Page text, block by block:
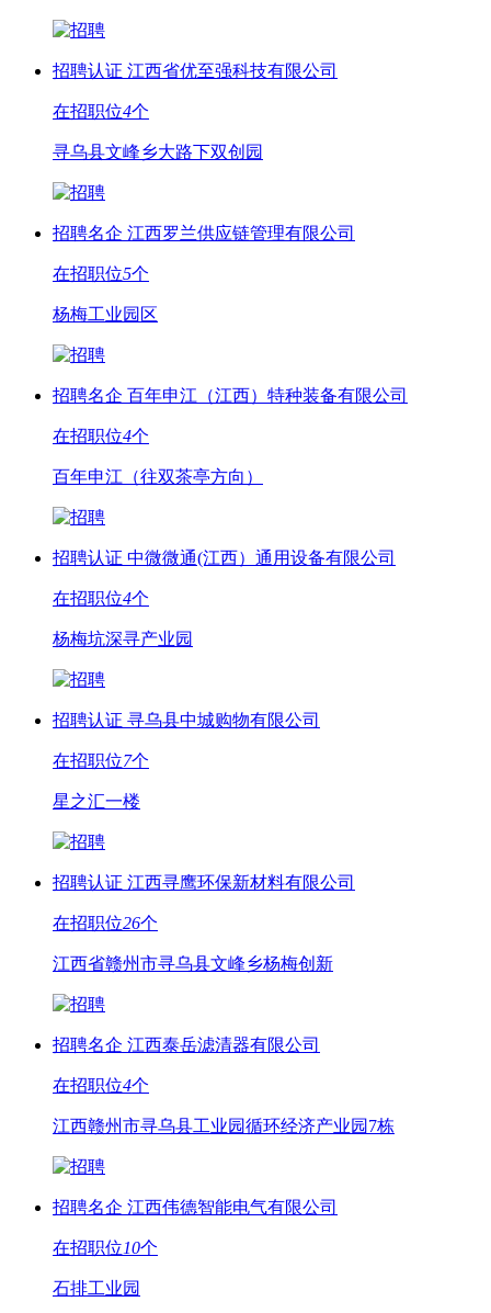
招聘认证 江西省优至强科技有限公司
在招职位4个
寻乌县文峰乡大路下双创园
招聘名企 江西罗兰供应链管理有限公司
在招职位5个
杨梅工业园区
招聘名企 百年申江（江西）特种装备有限公司
在招职位4个
百年申江（往双茶亭方向）
招聘认证 中微微通(江西）通用设备有限公司
在招职位4个
杨梅坑深寻产业园
招聘认证 寻乌县中城购物有限公司
在招职位7个
星之汇一楼
招聘认证 江西寻鹰环保新材料有限公司
在招职位26个
江西省赣州市寻乌县文峰乡杨梅创新
招聘名企 江西泰岳滤清器有限公司
在招职位4个
江西赣州市寻乌县工业园循环经济产业园7栋
招聘名企 江西伟德智能电气有限公司
在招职位10个
石排工业园